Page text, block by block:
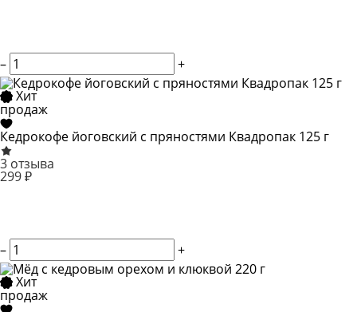
–
+
Хит
продаж
Кедрокофе йоговский с пряностями Квадропак 125 г
3 отзыва
299 ₽
–
+
Хит
продаж